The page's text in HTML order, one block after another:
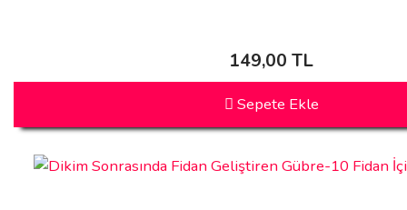
149,00 TL
Sepete Ekle